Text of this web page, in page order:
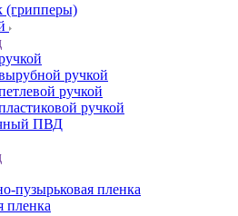
(грипперы)
ручкой
ручкой
ручкой
ПВД
пузырьковая пленка
пленка